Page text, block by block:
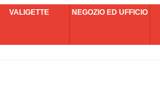
VALIGETTE NEGOZIO ED UFFICIO